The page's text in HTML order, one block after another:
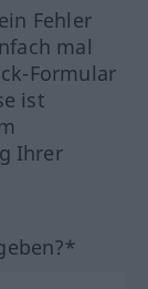
Fehler
mal
Formular
ist
Ihrer